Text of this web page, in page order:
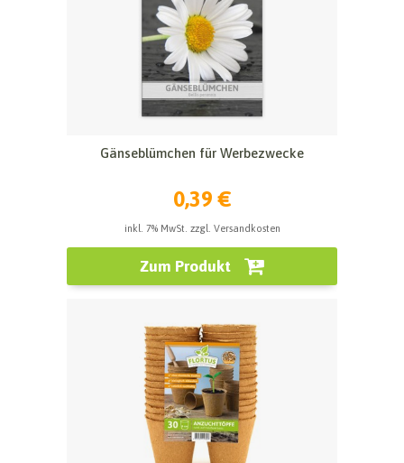
Gänseblümchen für Werbezwecke
0,39 €
inkl. 7% MwSt. zzgl. Versandkosten
Zum Produkt